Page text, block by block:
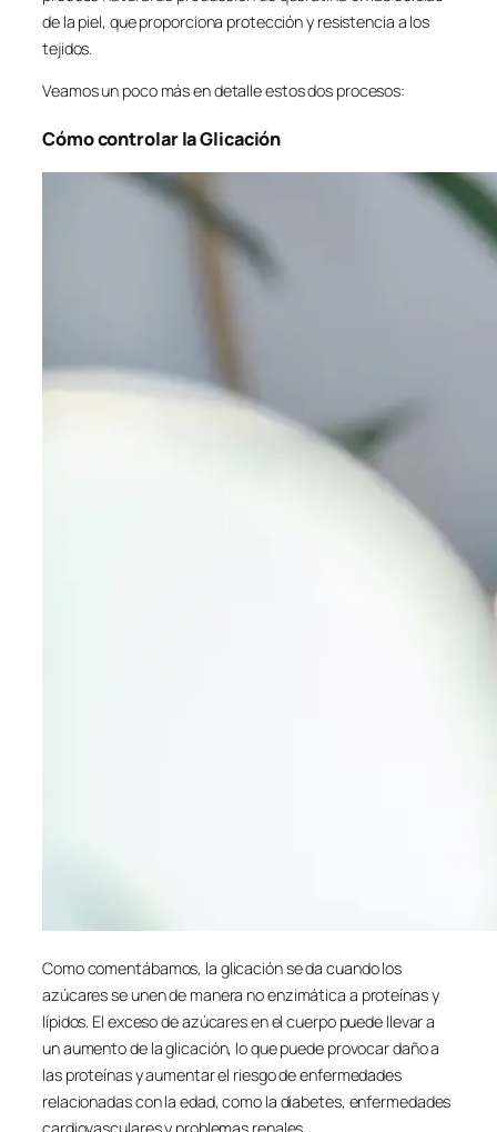
de la piel, que proporciona protección y resistencia a los
tejidos.
Veamos un poco más en detalle estos dos procesos:
Cómo controlar la Glicación
Como comentábamos, la glicación se da cuando los
azúcares se unen de manera no enzimática a proteínas y
lípidos. El exceso de azúcares en el cuerpo puede llevar a
un aumento de la glicación, lo que puede provocar daño a
las proteínas y aumentar el riesgo de enfermedades
relacionadas con la edad, como la diabetes, enfermedades